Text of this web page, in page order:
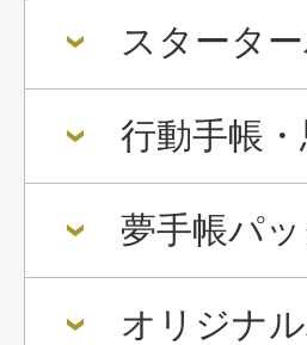
スタータ
行動手帳
夢手帳パッ
オリジナ